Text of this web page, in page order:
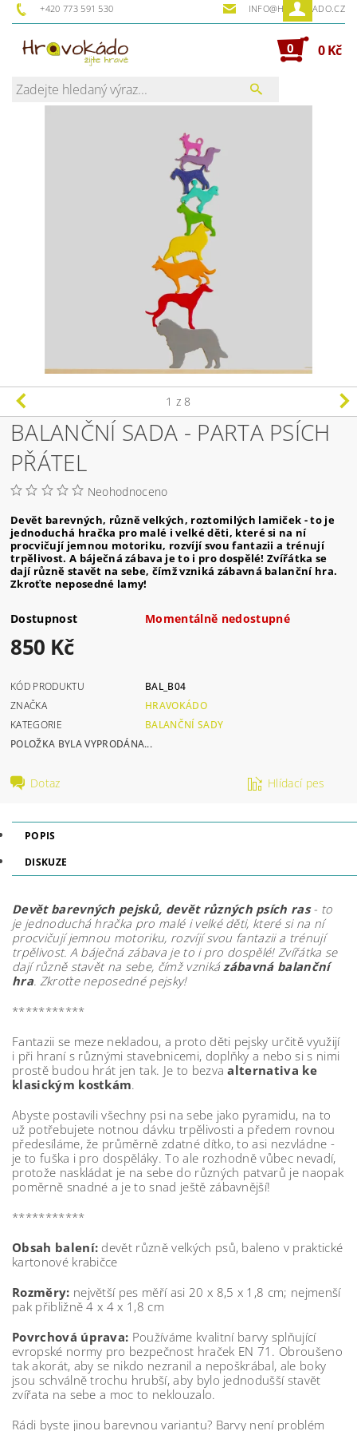
+420 773 591 530 INFO@HRAVOKADO.CZ
0 0 Kč
1 z 8
BALANČNÍ SADA - PARTA PSÍCH
PŘÁTEL
Neohodnoceno
Devět barevných, různě velkých, roztomilých lamiček - to je
jednoduchá hračka pro malé i velké děti, které si na ní
procvičují jemnou motoriku, rozvíjí svou fantazii a trénují
trpělivost. A báječná zábava je to i pro dospělé! Zvířátka se
dají různě stavět na sebe, čímž vzniká zábavná balanční hra.
Zkroťte neposedné lamy!
Dostupnost Momentálně nedostupné
850 Kč
KÓD PRODUKTU
BAL_B04
ZNAČKA
HRAVOKÁDO
KATEGORIE
BALANČNÍ SADY
POLOŽKA BYLA VYPRODÁNA...
Dotaz Hlídací pes
POPIS
DISKUZE
Devět barevných pejsků, devět různých psích ras- to
je jednoduchá hračka pro malé i velké děti, které si na ní
procvičují jemnou motoriku, rozvíjí svou fantazii a trénují
trpělivost. A báječná zábava je to i pro dospělé! Zvířátka se
dají různě stavět na sebe, čímž vznikázábavná balanční
hra. Zkroťte neposedné pejsky!
***********
Fantazii se meze nekladou, a proto děti pejsky určitě využijí
i při hraní s různými stavebnicemi, doplňky a nebo si s nimi
prostě budou hrát jen tak. Je to bezvaalternativa ke
klasickým kostkám.
Abyste postavili všechny psi na sebe jako pyramidu, na to
už potřebujete notnou dávku trpělivosti a předem rovnou
předesíláme, že průměrně zdatné dítko, to asi nezvládne -
je to fuška i pro dospěláky. To ale rozhodně vůbec nevadí,
protože naskládat je na sebe do různých patvarů je naopak
poměrně snadné a je to snad ještě zábavnější!
***********
Obsah balení: devět různě velkých psů, baleno v praktické
kartonové krabičce
Rozměry: největší pes měří asi 20 x 8,5 x 1,8 cm; nejmenší
pak přibližně 4 x 4 x 1,8 cm
Povrchová úprava: Používáme kvalitní barvy splňující
evropské normy pro bezpečnost hraček EN 71. Obroušeno
tak akorát, aby se nikdo nezranil a nepoškrábal, ale boky
jsou schválně trochu hrubší, aby bylo jednodušší stavět
zvířata na sebe a moc to neklouzalo.
Rádi byste jinou barevnou variantu? Barvy není problém